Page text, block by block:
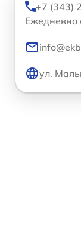
+7 (343)
Ежедневно
ул.